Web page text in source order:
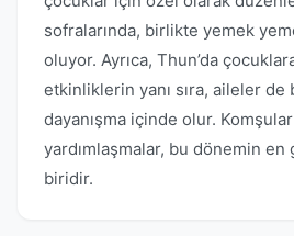
sofralarında, birlikte yemek
oluyor. Ayrıca, Thun’da
etkinliklerin yanı sıra, aileler
dayanışma içinde olur. Komşular
yardımlaşmalar, bu dönemin en
biridir.